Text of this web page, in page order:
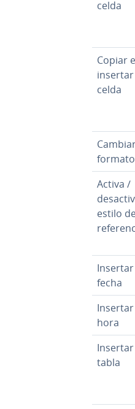
celda
Copiar e
insertar
celda
formato
Activa /
estilo
Insertar
fecha
Insertar
hora
Insertar
tabla